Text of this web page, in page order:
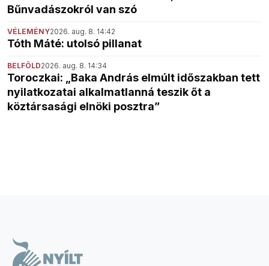
Bűnvadászokról van szó
VÉLEMÉNY2026. aug. 8. 14:42
Tóth Máté: utolsó pillanat
BELFÖLD2026. aug. 8. 14:34
Toroczkai: „Baka András elmúlt időszakban tett
nyilatkozatai alkalmatlanná teszik őt a
köztársasági elnöki posztra”